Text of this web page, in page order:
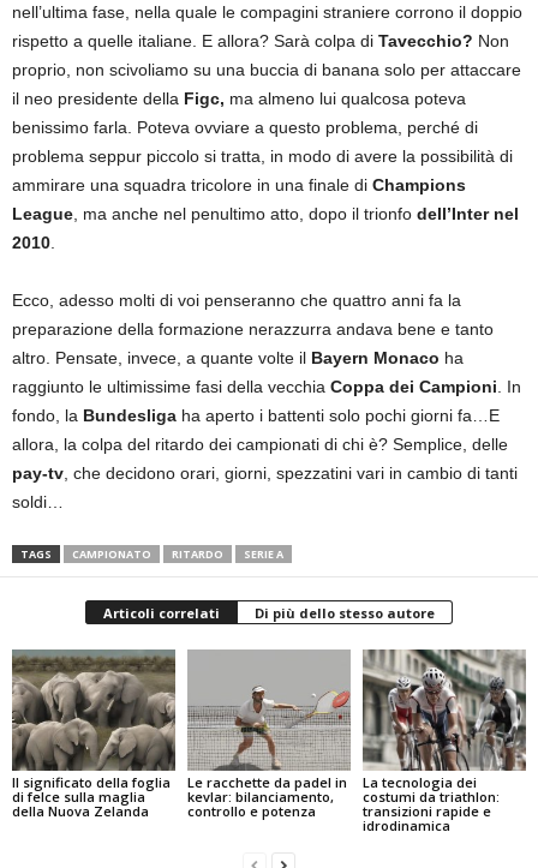
nell’ultima fase, nella quale le compagini straniere corrono il doppio
rispetto a quelle italiane. E allora? Sarà colpa di Tavecchio? Non
proprio, non scivoliamo su una buccia di banana solo per attaccare
il neo presidente della Figc, ma almeno lui qualcosa poteva
benissimo farla. Poteva ovviare a questo problema, perché di
problema seppur piccolo si tratta, in modo di avere la possibilità di
ammirare una squadra tricolore in una finale di Champions
League , ma anche nel penultimo atto, dopo il trionfo dell’Inter nel
2010
Ecco, adesso molti di voi penseranno che quattro anni fa la
preparazione della formazione nerazzurra andava bene e tanto
altro. Pensate, invece, a quante volte il Bayern Monaco ha
raggiunto le ultimissime fasi della vecchia Coppa dei Campioni . In
fondo, la Bundesliga ha aperto i battenti solo pochi giorni fa…E
allora, la colpa del ritardo dei campionati di chi è? Semplice, delle
pay-tv , che decidono orari, giorni, spezzatini vari in cambio di tanti
soldi…
TAGS CAMPIONATO RITARDO SERIE A
Articoli correlati Di più dello stesso autore
Il significato della foglia
di felce sulla maglia
della Nuova Zelanda
Le racchette da padel in
kevlar: bilanciamento,
controllo e potenza
La tecnologia dei
costumi da triathlon:
transizioni rapide e
idrodinamica